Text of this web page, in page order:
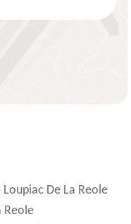
De La Reole
Reole